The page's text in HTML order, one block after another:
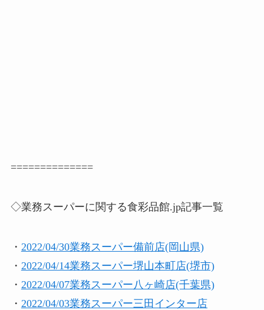
==============
◇業務スーパーに関する食彩品館.jp記事一覧
・ 2022/04/30業務スーパー備前店(岡山県)
・ 2022/04/14業務スーパー堺山本町店(堺市)
・ 2022/04/07業務スーパー八ヶ崎店(千葉県)
・ 2022/04/03業務スーパー三田インター店